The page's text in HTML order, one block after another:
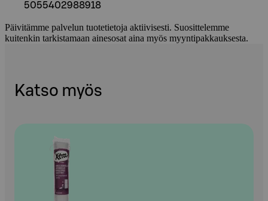
5055402988918
Päivitämme palvelun tuotetietoja aktiivisesti. Suosittelemme
kuitenkin tarkistamaan ainesosat aina myös myyntipakkauksesta.
Katso myös